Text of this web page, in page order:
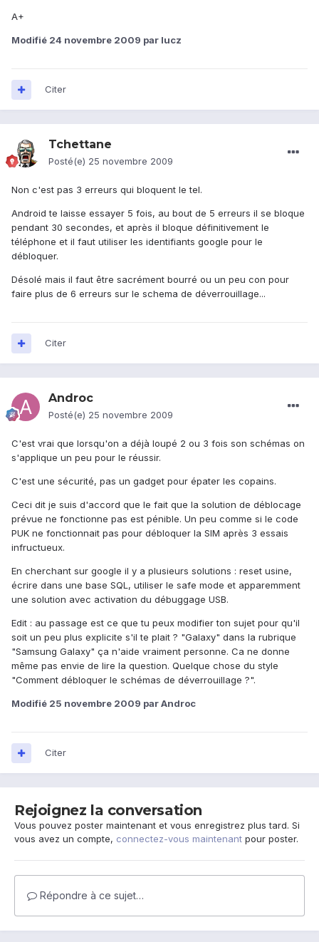
A+
Modifié 24 novembre 2009 par lucz
Citer
Tchettane
Posté(e) 25 novembre 2009
Non c'est pas 3 erreurs qui bloquent le tel.
Android te laisse essayer 5 fois, au bout de 5 erreurs il se bloque
pendant 30 secondes, et après il bloque définitivement le
téléphone et il faut utiliser les identifiants google pour le
débloquer.
Désolé mais il faut être sacrément bourré ou un peu con pour
faire plus de 6 erreurs sur le schema de déverrouillage...
Citer
Androc
Posté(e) 25 novembre 2009
C'est vrai que lorsqu'on a déjà loupé 2 ou 3 fois son schémas on
s'applique un peu pour le réussir.
C'est une sécurité, pas un gadget pour épater les copains.
Ceci dit je suis d'accord que le fait que la solution de déblocage
prévue ne fonctionne pas est pénible. Un peu comme si le code
PUK ne fonctionnait pas pour débloquer la SIM après 3 essais
infructueux.
En cherchant sur google il y a plusieurs solutions : reset usine,
écrire dans une base SQL, utiliser le safe mode et apparemment
une solution avec activation du débuggage USB.
Edit : au passage est ce que tu peux modifier ton sujet pour qu'il
soit un peu plus explicite s'il te plait ? "Galaxy" dans la rubrique
"Samsung Galaxy" ça n'aide vraiment personne. Ca ne donne
même pas envie de lire la question. Quelque chose du style
"Comment débloquer le schémas de déverrouillage ?".
Modifié 25 novembre 2009 par Androc
Citer
Rejoignez la conversation
Vous pouvez poster maintenant et vous enregistrez plus tard. Si
vous avez un compte, connectez-vous maintenant pour poster.
Répondre à ce sujet…